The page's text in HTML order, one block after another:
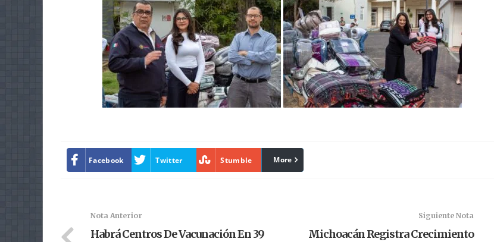
Facebook Twitter Stumble linkedin
More
Nota Anterior
Habrá Centros De Vacunación En 39
Siguiente Nota
Michoacán Registra Crecimiento